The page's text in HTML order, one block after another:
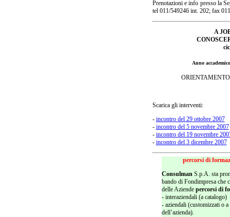
Prenotazioni e info presso la
tel 011/549246 int. 202; fax
A
Anno
Scarica gli interventi:
- incontro del 29 ottobre 2007
- incontro del 5 novembre 2007
- incontro del 19 novembre
- incontro del 3 dicembre 2007
percorsi di
ConsulmanS.p.A. sta
bando di Fondimpresa che
delle Aziende percorsi di
- interaziendali (a catalogo)
- aziendali (customizzati o
dell’azienda).